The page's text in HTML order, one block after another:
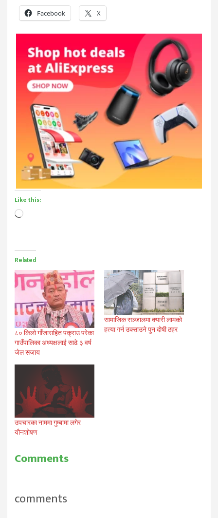
Facebook X
Like this:
Loading…
Related
८० किलो गाँजासहित पक्राउ परेका
गाउँपालिका अध्यक्षलाई साढे ३ वर्ष
जेल सजाय
सामाजिक सञ्जालमा क्यारी लामको
हत्या गर्न उक्साउने पुन दोषी ठहर
उपचारका नाममा गुम्बामा लगेर
यौनशोषण
Comments
comments